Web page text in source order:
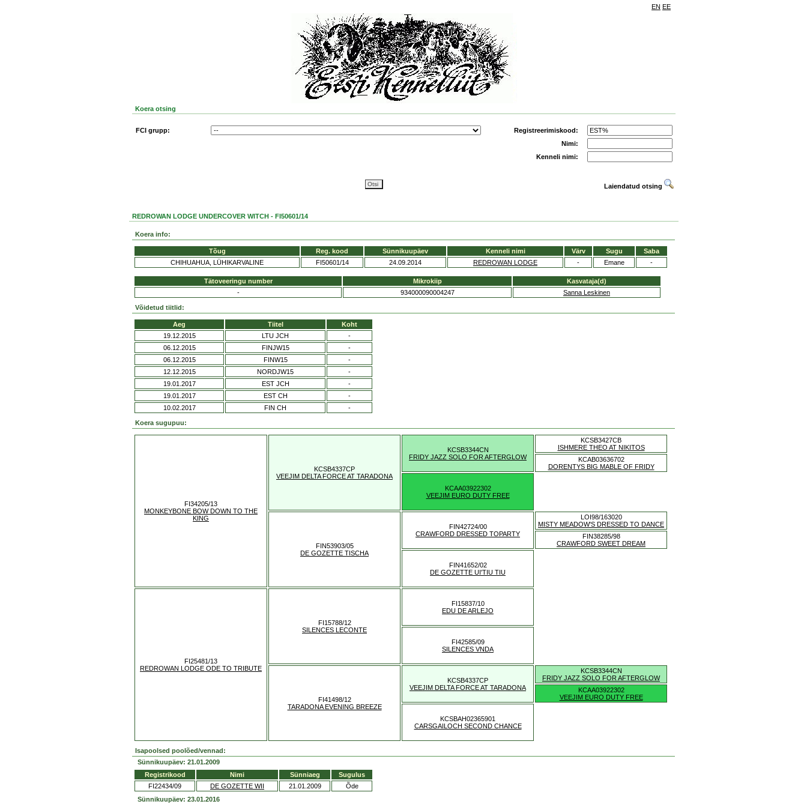
EN EE
Koera otsing
FCI grupp:
Registreerimiskood:
Nimi:
Kenneli nimi:
Laiendatud otsing
REDROWAN LODGE UNDERCOVER WITCH - FI50601/14
Koera info:
Tõug Reg. kood Sünnikuupäev Kenneli nimi Värv Sugu
Saba
CHIHUAHUA, LÜHIKARVALINE
FI50601/14 24.09.2014 REDROWAN LODGE - Emane -
Tätoveeringu number Mikrokiip
Kasvataja(d)
-
934000090004247 Sanna Leskinen
Võidetud tiitlid:
Aeg Tiitel
Koht
19.12.2015
LTU JCH
-
06.12.2015
FINJW15
-
06.12.2015
FINW15
-
12.12.2015
NORDJW15
-
19.01.2017
EST JCH
-
19.01.2017
EST CH
-
10.02.2017
FIN CH -
Koera sugupuu:
FI34205/13
MONKEYBONE BOW DOWN TO THE
KING
KCSB4337CP
VEEJIM DELTA FORCE AT TARADONA
KCSB3344CN
FRIDY JAZZ SOLO FOR AFTERGLOW
KCSB3427CB
ISHMERE THEO AT NIKITOS
KCAB03636702
DORENTYS BIG MABLE OF FRIDY
KCAA03922302
VEEJIM EURO DUTY FREE
FIN53903/05
DE GOZETTE TISCHA
FIN42724/00
CRAWFORD DRESSED TOPARTY
LOI98/163020
MISTY MEADOW'S DRESSED TO DANCE
FIN38285/98
CRAWFORD SWEET DREAM
FIN41652/02
DE GOZETTE UI'TIU TIU
FI25481/13
REDROWAN LODGE ODE TO TRIBUTE
FI15788/12
SILENCES LECONTE
FI15837/10
EDU DE ARLEJO
FI42585/09
SILENCES VNDA
FI41498/12
TARADONA EVENING BREEZE
KCSB4337CP
VEEJIM DELTA FORCE AT TARADONA
KCSB3344CN
FRIDY JAZZ SOLO FOR AFTERGLOW
KCAA03922302
VEEJIM EURO DUTY FREE
KCSBAH02365901
CARSGAILOCH SECOND CHANCE
Isapoolsed poolõed/vennad:
Sünnikuupäev: 21.01.2009
Registrikood
Nimi Sünniaeg
Sugulus
FI22434/09
DE GOZETTE WII 21.01.2009
Õde
Sünnikuupäev: 23.01.2016